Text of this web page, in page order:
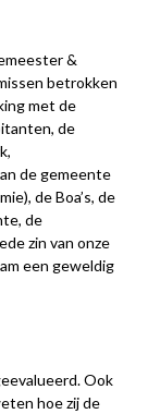
&
betrokken
met de
de
de gemeente
de Boa’s, de
de
zin van onze
een geweldig
Ook
hoe zij de